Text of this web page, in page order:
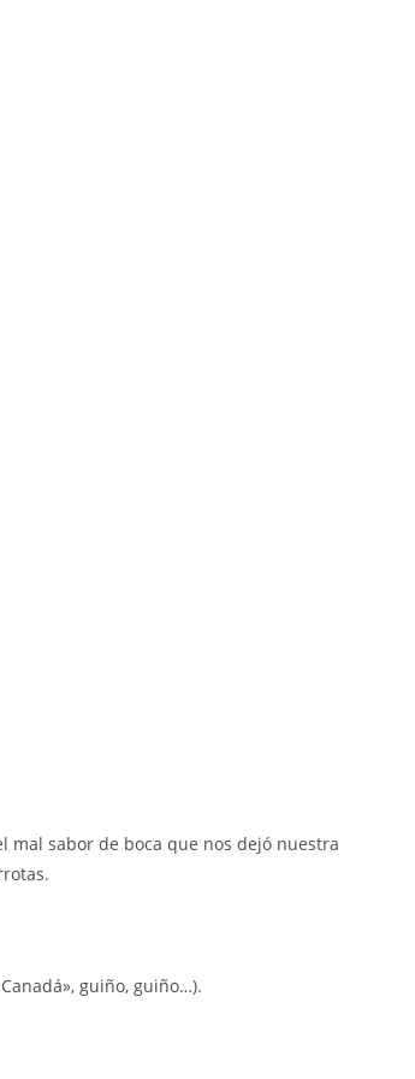
mal sabor de boca que nos dejó nuestra
guiño, guiño…).